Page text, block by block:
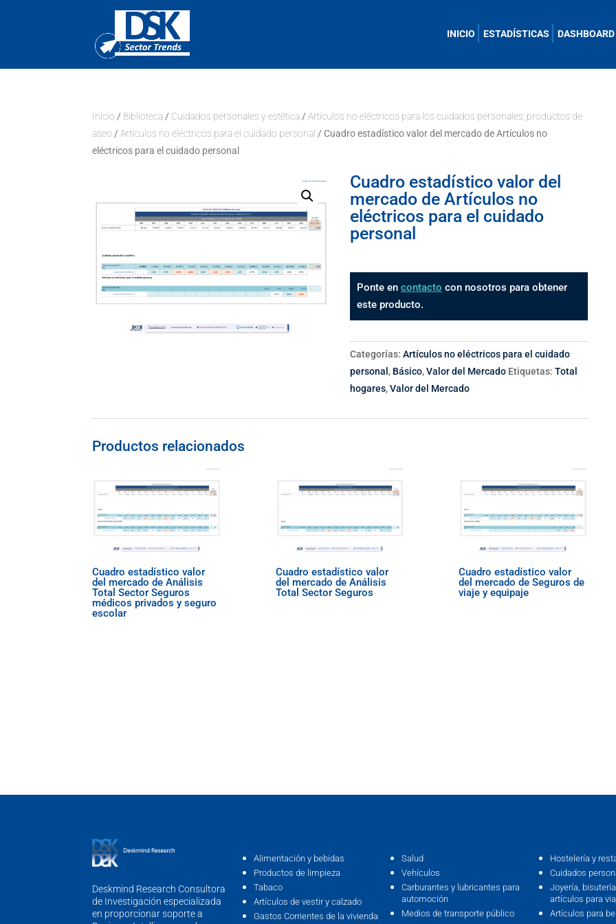
INICIO ESTADÍSTICAS DASHBOARD
Inicio / Biblioteca / Cuidados personales y estética /Artículos no eléctricos para los cuidados personales; productos de
aseo /Artículos no eléctricos para el cuidado personal / Cuadro estadístico valor del mercado de Artículos no
eléctricos para el cuidado personal
Cuadro estadístico valor del
mercado de Artículos no
eléctricos para el cuidado
personal
Ponte encontacto con nosotros para obtener
este producto.
Categorías:Artículos no eléctricos para el cuidado
personal , Básico,Valor del Mercado Etiquetas:Total
hogares,Valor del Mercado
Productos relacionados
Cuadro estadístico valor
del mercado de Análisis
Total Sector Seguros
médicos privados y seguro
escolar
Cuadro estadístico valor
del mercado de Análisis
Total Sector Seguros
Cuadro estadístico valor
del mercado de Seguros de
viaje y equipaje
Deskmind Research Consultora
de Investigación especializada
en proporcionar soporte a
Alimentación y bebidas
Productos de limpieza
Tabaco
Artículos de vestir y calzado
Gastos Corrientes de la vivienda
Salud
Vehículos
Carburantes y lubricantes para
automoción
Medios de transporte público
Hostelería y
Cuidados
Joyería,
artículos para
Artículos para